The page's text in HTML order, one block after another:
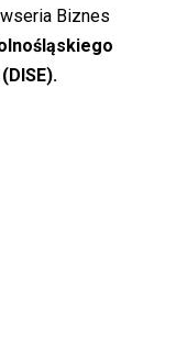
Biznes